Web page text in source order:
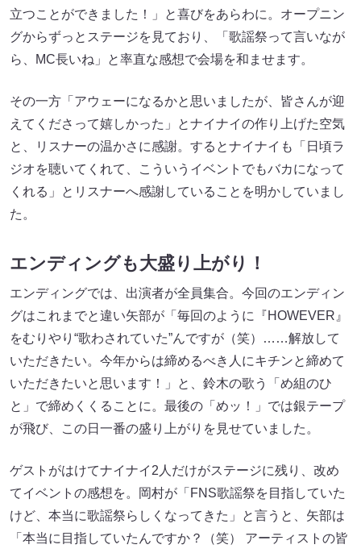
立つことができました！」と喜びをあらわに。オープニン
グからずっとステージを見ており、「歌謡祭って言いなが
ら、MC長いね」と率直な感想で会場を和ませます。
その一方「アウェーになるかと思いましたが、皆さんが迎
えてくださって嬉しかった」とナイナイの作り上げた空気
と、リスナーの温かさに感謝。するとナイナイも「日頃ラ
ジオを聴いてくれて、こういうイベントでもバカになって
くれる」とリスナーへ感謝していることを明かしていまし
た。
エンディングも大盛り上がり！
エンディングでは、出演者が全員集合。今回のエンディン
グはこれまでと違い矢部が「毎回のように『HOWEVER』
をむりやり“歌わされていた”んですが（笑）……解放して
いただきたい。今年からは締めるべき人にキチンと締めて
いただきたいと思います！」と、鈴木の歌う「め組のひ
と」で締めくくることに。最後の「めッ！」では銀テープ
が飛び、この日一番の盛り上がりを見せていました。
ゲストがはけてナイナイ2人だけがステージに残り、改め
てイベントの感想を。岡村が「FNS歌謡祭を目指していた
けど、本当に歌謡祭らしくなってきた」と言うと、矢部は
「本当に目指していたんですか？（笑） アーティストの皆